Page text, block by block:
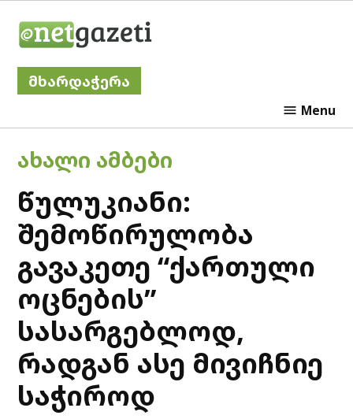
მხარდაჭერა
Menu
POSTED
IN
ᲐᲮᲐᲚᲘ ᲐᲛᲑᲔᲑᲘ
წულუკიანი:
შემოწირულობა
გავაკეთე “ქართული
ოცნების”
სასარგებლოდ,
რადგან ასე მივიჩნიე
საჭიროდ